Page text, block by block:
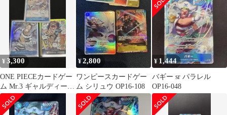
¥3,300
ONE PIECEカードゲー
ム Mr.3 ギャルディー
ノ ドン！パラレルと
おまけ
¥2,800
ワンピースカードゲー
ム シリュウ OP16-108
¥ 1,444
バギー sr パラレル
OP16-048